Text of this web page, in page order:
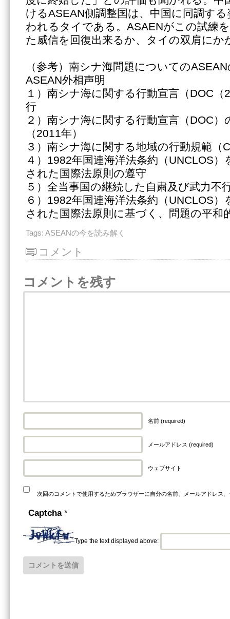
けるASEAN側調整国は、中国に同調す
われるタイである。ASAENがこの試練
た威信を回復出来るか、タイの双肩にか
（参考）南シナ海問題についての
ASEAN外相声明
１）南シナ海に関する行動宣言（DOC（
行
２）南シナ海に関する行動宣言（DOC
（2011年）
３）南シナ海に関する地域の行動規範（
４）1982年国連海洋法条約（UNCLOS
された国際法原則の遵守
５）全当事国の継続した自粛及び武力不
６）1982年国連海洋法条約（UNCLOS
された国際法原則に基づく、問題の平和
Tags: ASEANの今を読み解く
コメント
コメントを残す
名前 (required)
メールアドレス (required)
ウェブサイト
次回のコメントで使用するためブラウザーに自分の名前、メールアドレス
Captcha *
Type the text displayed above: